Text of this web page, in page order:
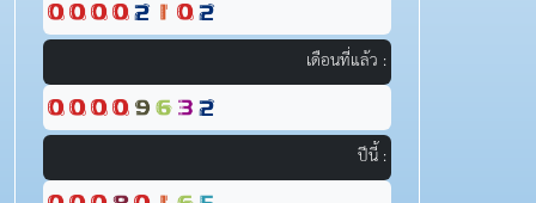
เดือนที่แล้ว :
ปีนี้ :